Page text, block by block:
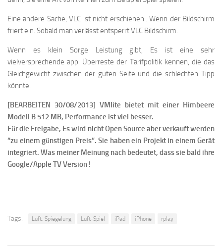
Eine andere Sache, VLC ist nicht erschienen.. Wenn der Bildschirm
friert ein. Sobald man verlässt entsperrt VLC Bildschirm.
Wenn es klein Sorge Leistung gibt, Es ist eine sehr
vielversprechende app. Überreste der Tarifpolitik kennen, die das
Gleichgewicht zwischen der guten Seite und die schlechten Tipp
könnte.
[BEARBEITEN 30/08/2013] VMlite bietet mit einer Himbeere
Modell B 512 MB, Performance ist viel besser.
Für die Freigabe, Es wird nicht Open Source aber verkauft werden
“zu einem günstigen Preis”. Sie haben ein Projekt in einem Gerät
integriert. Was meiner Meinung nach bedeutet, dass sie bald ihre
Google/Apple TV Version !
Tags: Luft, Spiegelung Luft-Spiel iPad iPhone rplay